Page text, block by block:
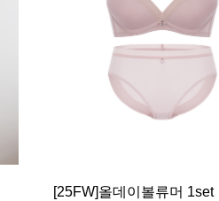
[25FW]올데이볼류머 1set